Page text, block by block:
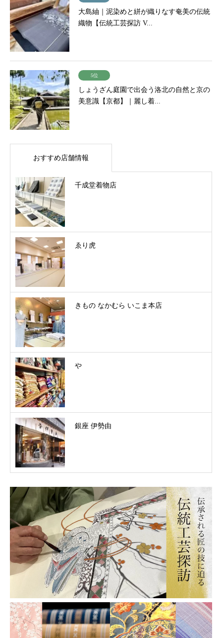
大島紬｜泥染めと絣が織りなす奄美の伝統
織物【伝統工芸探訪 V...
5位
しょうざん庭園で出会う洛北の自然と京の
美意識【京都】｜麗し着...
おすすめ店舗情報
千成堂着物店
ゑり虎
きもの なかむら いこま本店
やゝ
銀座 伊勢由